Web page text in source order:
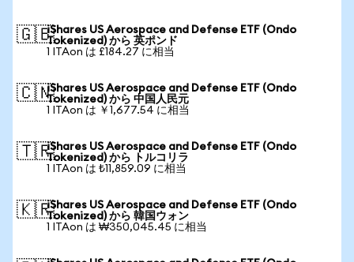
🇬🇧iShares US Aerospace and Defense ETF (Ondo
Tokenized) から 英ポンド
1 ITAon は £184.27 に相当
🇨🇳iShares US Aerospace and Defense ETF (Ondo
Tokenized) から 中国人民元
1 ITAon は ￥1,677.54 に相当
🇹🇷iShares US Aerospace and Defense ETF (Ondo
Tokenized) から トルコリラ
1 ITAon は ₺11,859.09 に相当
🇰🇷iShares US Aerospace and Defense ETF (Ondo
Tokenized) から 韓国ウォン
1 ITAon は ₩350,045.45 に相当